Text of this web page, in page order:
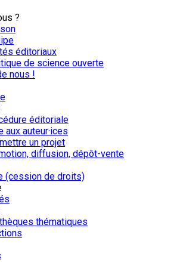
?
éditoriaux
de science ouverte
nous !
éditoriale
aux auteur·ices
un projet
diffusion, dépôt-vente
(cession de droits)
thématiques